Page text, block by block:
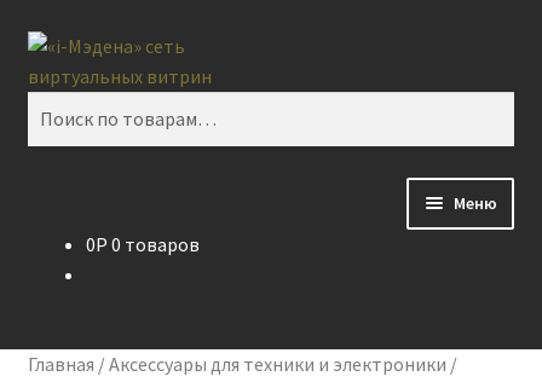
Перейти
к
Перейти
к
Поиск
Меню
0P 0 товаров
Главная /Аксессуары для техники и электроники /